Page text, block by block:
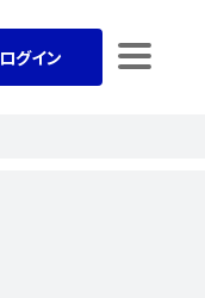
ログイン